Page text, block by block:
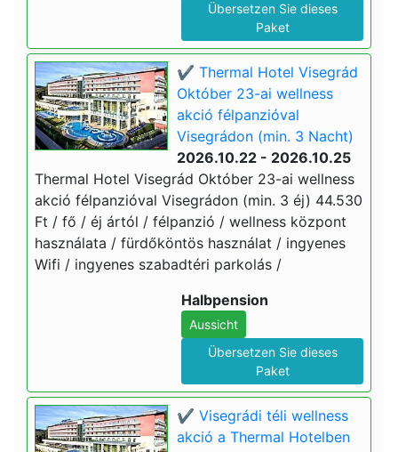
Übersetzen Sie dieses
Paket
✔️ Thermal Hotel Visegrád
Október 23-ai wellness
akció félpanzióval
Visegrádon (min. 3 Nacht)
2026.10.22 - 2026.10.25
Thermal Hotel Visegrád Október 23-ai wellness
akció félpanzióval Visegrádon (min. 3 éj) 44.530
Ft / fő / éj ártól / félpanzió / wellness központ
használata / fürdőköntös használat / ingyenes
Wifi / ingyenes szabadtéri parkolás /
Halbpension
Aussicht
Übersetzen Sie dieses
Paket
✔️ Visegrádi téli wellness
akció a Thermal Hotelben